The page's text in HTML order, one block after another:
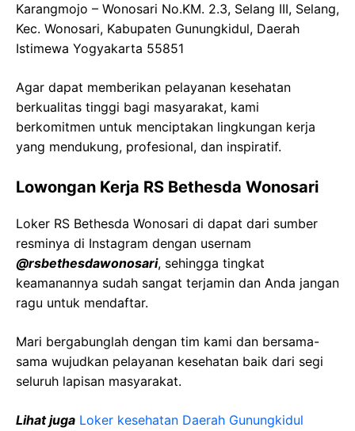
Karangmojo – Wonosari No.KM. 2.3, Selang III, Selang,
Kec. Wonosari, Kabupaten Gunungkidul, Daerah
Istimewa Yogyakarta 55851
Agar dapat memberikan pelayanan kesehatan
berkualitas tinggi bagi masyarakat, kami
berkomitmen untuk menciptakan lingkungan kerja
yang mendukung, profesional, dan inspiratif.
Lowongan Kerja RS Bethesda Wonosari
Loker RS Bethesda Wonosari di dapat dari sumber
resminya di Instagram dengan usernam
@rsbethesdawonosari, sehingga tingkat
keamanannya sudah sangat terjamin dan Anda jangan
ragu untuk mendaftar.
Mari bergabunglah dengan tim kami dan bersama-
sama wujudkan pelayanan kesehatan baik dari segi
seluruh lapisan masyarakat.
Lihat juga Loker kesehatan Daerah Gunungkidul